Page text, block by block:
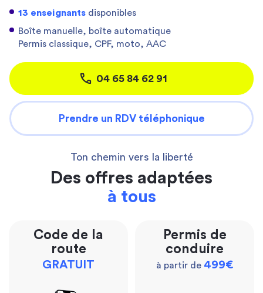
13 enseignants disponibles
Boîte manuelle, boîte automatique
Permis classique, CPF, moto, AAC
04 65 84 62 91
Prendre un RDV téléphonique
Ton chemin vers la liberté
Des offres adaptées
à tous
Code de la
route
GRATUIT
Permis de
conduire
à partir de 499€